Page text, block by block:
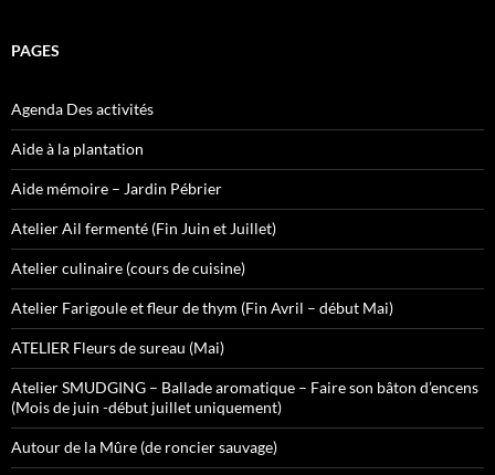
PAGES
Agenda Des activités
Aide à la plantation
Aide mémoire – Jardin Pébrier
Atelier Ail fermenté (Fin Juin et Juillet)
Atelier culinaire (cours de cuisine)
Atelier Farigoule et fleur de thym (Fin Avril – début Mai)
ATELIER Fleurs de sureau (Mai)
Atelier SMUDGING – Ballade aromatique – Faire son bâton d’encens
(Mois de juin -début juillet uniquement)
Autour de la Mûre (de roncier sauvage)